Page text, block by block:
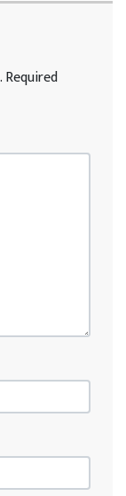
Required